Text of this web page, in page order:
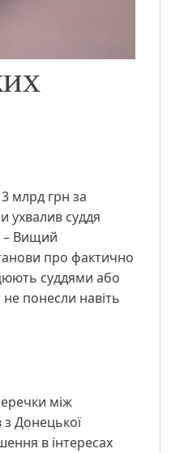
млрд грн за
ухвалив суддя
– Вищий
про фактично
суддями або
понесли навіть
між
з Донецької
в інтересах